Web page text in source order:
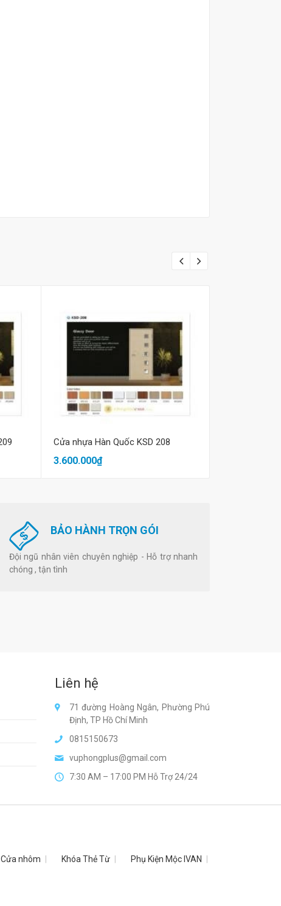
Mua hàng
Cửa nhựa Hàn Quốc KSD 208
3.600.000₫
BẢO HÀNH TRỌN GÓI
Đội ngũ nhân viên chuyên nghiệp - Hỗ trợ nhanh
chóng , tận tình
Liên hệ
71 đường Hoàng Ngân, Phường Phú
Định, TP Hồ Chí Minh
0815150673
vuphongplus@gmail.com
7:30 AM – 17:00 PM Hỗ Trợ 24/24
Cửa nhôm Khóa Thẻ Từ
Phụ Kiện Mộc IVAN